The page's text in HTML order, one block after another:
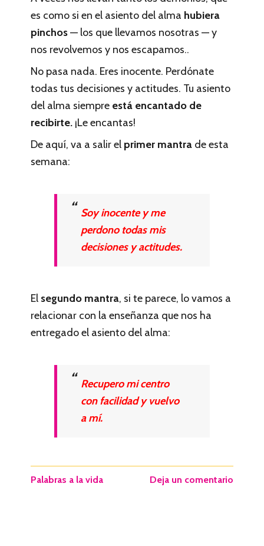
es como si en el asiento del alma hubiera
pinchos— los que llevamos nosotras — y
nos revolvemos y nos escapamos..
No pasa nada. Eres inocente. Perdónate
todas tus decisiones y actitudes. Tu asiento
del alma siempre está encantado de
recibirte. ¡Le encantas!
De aquí, va a salir el primer mantra de esta
semana:
Soy inocente y me
perdono todas mis
decisiones y actitudes.
El segundo mantra, si te parece, lo vamos a
relacionar con la enseñanza que nos ha
entregado el asiento del alma:
Recupero mi centro
con facilidad y vuelvo
a mí.
Palabras a la vida Deja un comentario